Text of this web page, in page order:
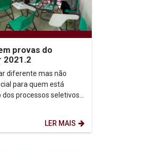
provas do
2021.2
diferente mas não
para quem está
processos seletivos
LER MAIS